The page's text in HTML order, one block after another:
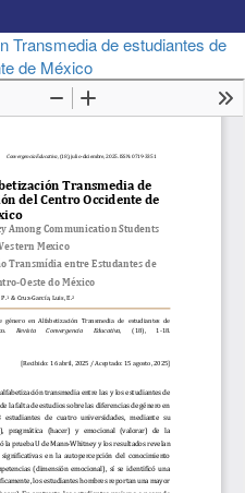
Transmedia de estudiantes de
de México